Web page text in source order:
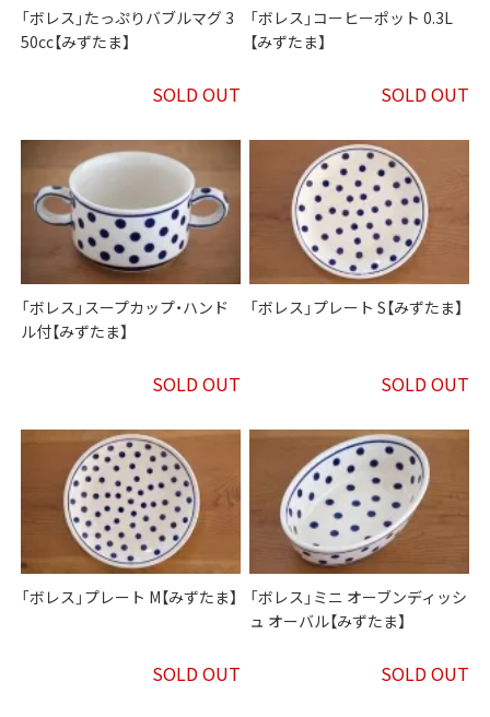
「ボレス」たっぷりバブルマグ 3
50cc【みずたま】
SOLD OUT
「ボレス」コーヒーポット 0.3L
【みずたま】
SOLD OUT
「ボレス」スープカップ・ハンド
ル付【みずたま】
SOLD OUT
「ボレス」プレート S【みずたま】
SOLD OUT
「ボレス」プレート M【みずたま】
SOLD OUT
「ボレス」ミニ オーブンディッシ
ュ オーバル【みずたま】
SOLD OUT